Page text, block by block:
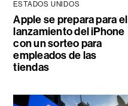
ESTADOS UNIDOS
Apple se prepara para el
lanzamiento del iPhone
con un sorteo para
empleados de las
tiendas